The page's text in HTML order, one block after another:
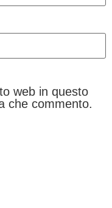
web in questo
che commento.